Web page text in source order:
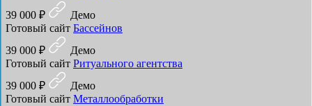
39 000 ₽
Демо
Готовый сайт Бассейнов
39 000 ₽
Демо
Готовый сайт Ритуального агентства
39 000 ₽
Демо
Готовый сайт Металлообработки